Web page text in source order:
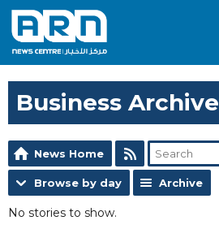
Business Archive
News Home
Browse by day Archive
No stories to show.